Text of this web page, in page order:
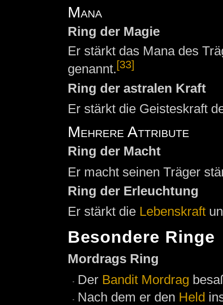
Mana
Ring der Magie
Er stärkt das Mana des
genannt. [33]
Ring der astralen Kraft
Er stärkt die Geisteskraft
Mehrere Attribute
Ring der Macht
Er macht seinen Träger
Ring der Erleuchtung
Er stärkt die Lebenskraft
Besondere Ringe
Mordrags Ring
Der Bandit Mordrag
Nach dem er den Held